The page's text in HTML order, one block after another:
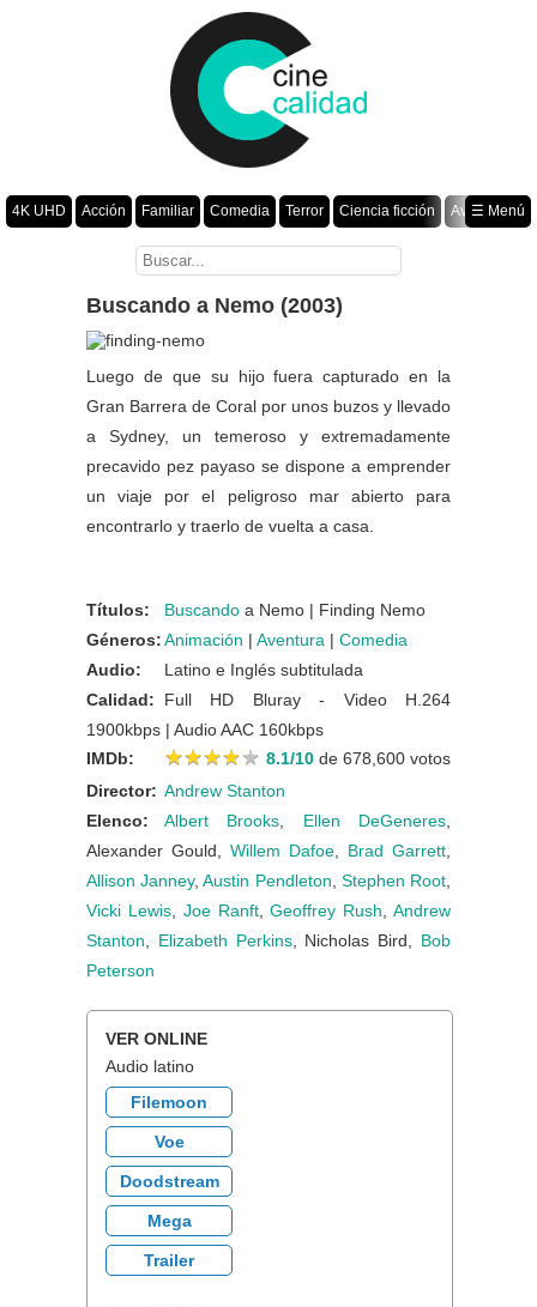
4K UHD Acción Familiar Comedia Terror Ciencia ficción
Aventura
Romance Fantasía Drama Animación Crimen
☰ Menú
Buscando a Nemo (2003)
Luego de que su hijo fuera capturado en la
Gran Barrera de Coral por unos buzos y llevado
a Sydney, un temeroso y extremadamente
precavido pez payaso se dispone a emprender
un viaje por el peligroso mar abierto para
encontrarlo y traerlo de vuelta a casa.
Títulos: Buscando a Nemo | Finding Nemo
Géneros:Animación | Aventura | Comedia
Audio:
Latino e Inglés subtitulada
Calidad:
Full HD Bluray - Video H.264
1900kbps | Audio AAC 160kbps
IMDb:
★★★★★
★★★★★ 8.1/10 de 678,600 votos
Director: Andrew Stanton
Elenco:
Albert Brooks Ellen DeGeneres
Alexander Gould, Willem Dafoe Brad Garrett
Allison Janney,Austin Pendleton Stephen Root
Vicki Lewis, Joe Ranft,Geoffrey Rush ,Andrew
Stanton
Elizabeth Perkins, Nicholas Bird, Bob
Peterson
VER ONLINE
Audio latino
Filemoon
Voe
Doodstream
Mega
Trailer